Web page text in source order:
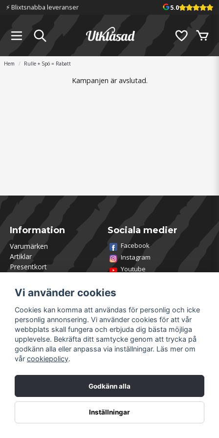
⚡️ Blixtsnabba leveranser 5.0
Hem Rulle + Spö = Rabatt
Kampanjen är avslutad.
Information
Varumärken
Artiklar
Presentkort
Om Utklasad
Team Utklasad
Recensera och vinn
Öppettider Lagershop
Jobba hos oss
Returer
Villkor & Policy
Sociala medier
Facebook
Instagram
Youtube
Registrera dig
Glömt lösenord?
Vi använder cookies
Cookies kan komma att användas för personlig och icke
personlig annonsering. Vi använder cookies för att vår
webbplats skall fungera och erbjuda dig bästa möjliga
upplevelse. Bekräfta ditt samtycke genom att trycka på
godkänn alla eller anpassa via inställningar. Läs mer om
vår cookiepolicy.
Godkänn alla
Inställningar